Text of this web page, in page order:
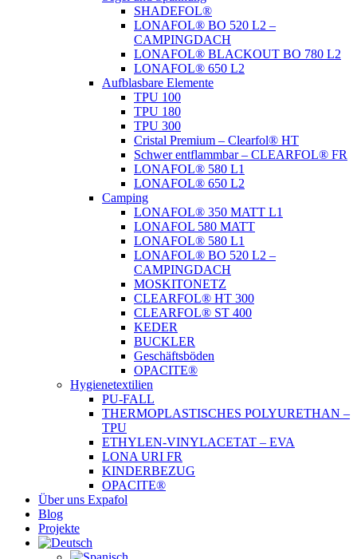
SHADEFOL®
LONAFOL® BO 520 L2 –
CAMPINGDACH
LONAFOL® BLACKOUT BO 780 L2
LONAFOL® 650 L2
Aufblasbare Elemente
TPU 100
TPU 180
TPU 300
Cristal Premium – Clearfol® HT
Schwer entflammbar – CLEARFOL® FR
LONAFOL® 580 L1
LONAFOL® 650 L2
Camping
LONAFOL® 350 MATT L1
LONAFOL 580 MATT
LONAFOL® 580 L1
LONAFOL® BO 520 L2 –
CAMPINGDACH
MOSKITONETZ
CLEARFOL® HT 300
CLEARFOL® ST 400
KEDER
BUCKLER
Geschäftsböden
OPACITE®
Hygienetextilien
PU-FALL
THERMOPLASTISCHES POLYURETHAN –
TPU
ETHYLEN-VINYLACETAT – EVA
LONA URI FR
KINDERBEZUG
OPACITE®
Über uns Expafol
Blog
Projekte